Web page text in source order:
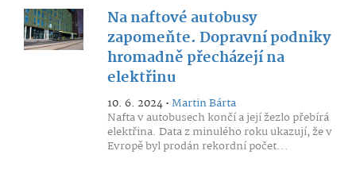
Na naftové autobusy
zapomeňte. Dopravní podniky
hromadně přecházejí na
elektřinu
10. 6. 2024 •Martin Bárta
Nafta v autobusech končí a její žezlo přebírá
elektřina. Data z minulého roku ukazují, že v
Evropě byl prodán rekordní počet...